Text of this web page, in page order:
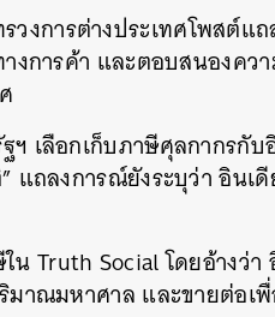
งการต่างประเทศโพสต์แถ
งการค้า และตอบสนองค
ฯ เลือกเก็บภาษีศุลกากรกับ
แถลงการณ์ยังระบุว่า อินเ
Truth Social โดยอ้างว่า
าณมหาศาล และขายต่อเ